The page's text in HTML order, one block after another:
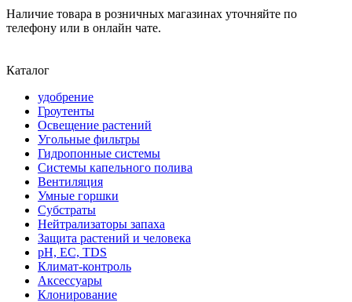
Наличие товара в розничных магазинах уточняйте по
телефону или в онлайн чате.
Каталог
удобрение
Гроутенты
Освещение растений
Угольные фильтры
Гидропонные системы
Системы капельного полива
Вентиляция
Умные горшки
Субстраты
Нейтрализаторы запаха
Защита растений и человека
pH, EC, TDS
Климат-контроль
Аксессуары
Клонирование